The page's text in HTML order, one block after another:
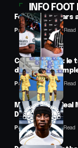
INFO
Football : 2 stars
Panafrofoot2 Min Read
CAN féminine : le
désormais
Panafrofoot2 Min Read
Mercato : Le Real
Diomandé
Panafrofoot1 Min Read